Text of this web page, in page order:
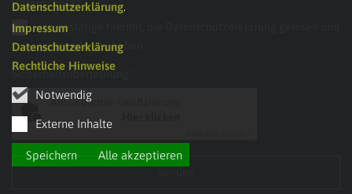
Datenschutzerklärung.
Notwendig
Externe Inhalte
Speichern Alle akzeptieren
Impressum
Datenschutzerklärung
Rechtliche Hinweise
Datenschutz *
Ich bestätige hiermit, die Datenschutzerklärung gelesen und
verstanden zu haben.
Sicherheitsüberprüfung *
Anti-Roboter-Verifizierung